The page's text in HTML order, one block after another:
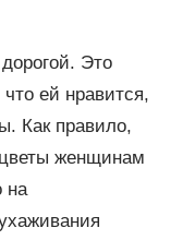
Это
ей нравится,
Как правило,
женщинам
на